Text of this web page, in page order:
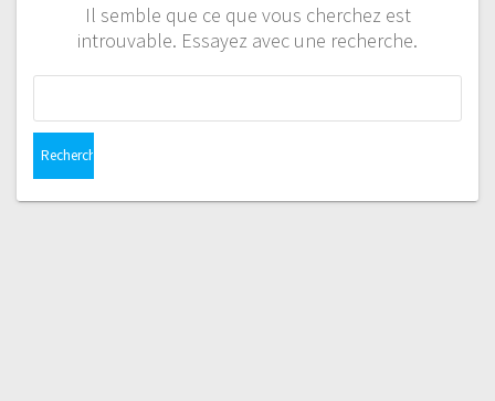
Il semble que ce que vous cherchez est
introuvable. Essayez avec une recherche.